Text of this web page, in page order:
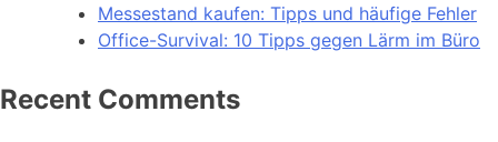
Messestand kaufen: Tipps und häufige Fehler
Office-Survival: 10 Tipps gegen Lärm im Büro
Recent Comments